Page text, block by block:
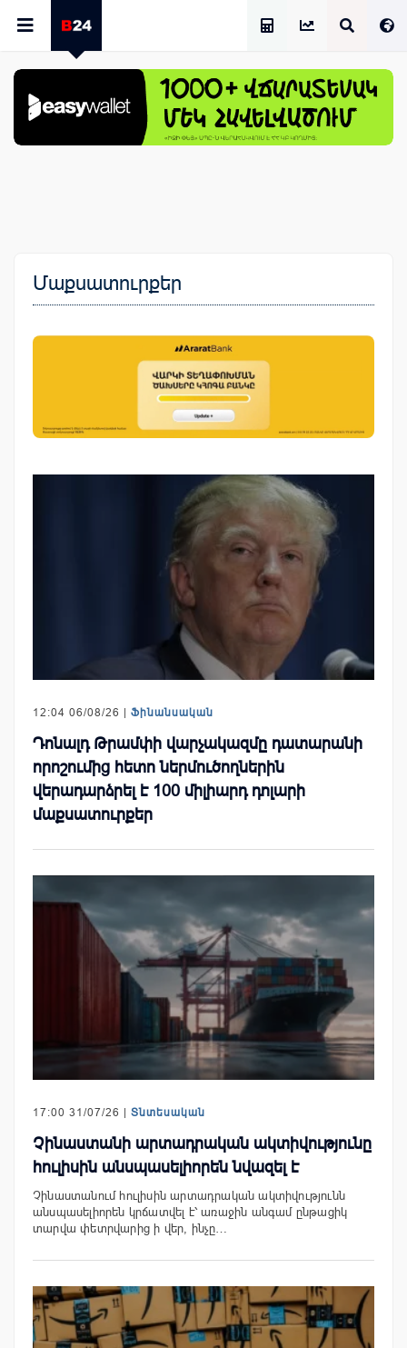
Մաքսատուրքեր
12:04 06/08/26 | Ֆինանսական
Դոնալդ Թրամփի վարչակազմը դատարանի
որոշումից հետո ներմուծողներին
վերադարձրել է 100 միլիարդ դոլարի
մաքսատուրքեր
17:00 31/07/26 | Տնտեսական
Չինաստանի արտադրական ակտիվությունը
հուլիսին անսպասելիորեն նվազել է
Չինաստանում հուլիսին արտադրական ակտիվությունն
անսպասելիորեն կրճատվել է՝ առաջին անգամ ընթացիկ
տարվա փետրվարից ի վեր, ինչը…